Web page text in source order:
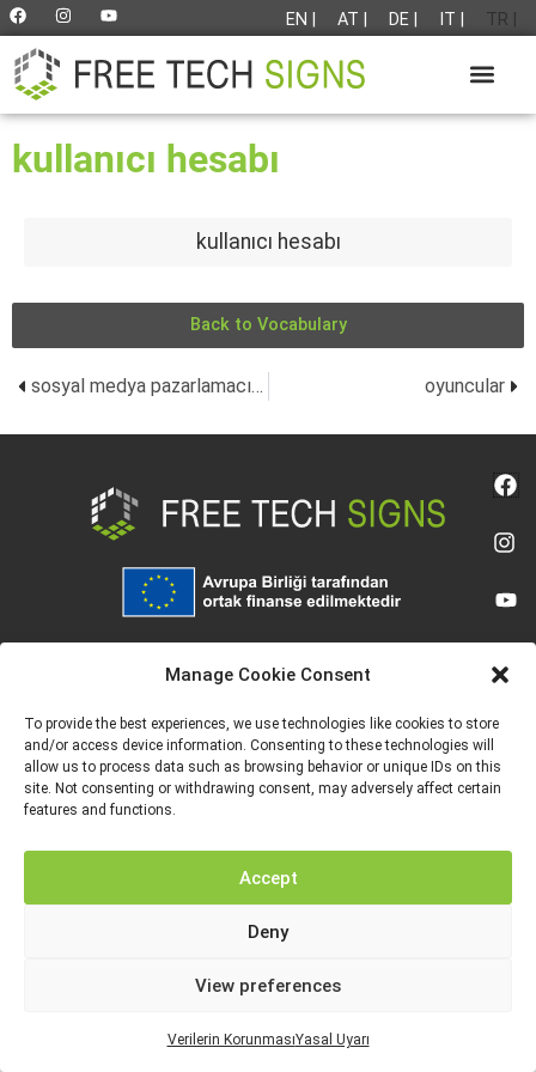
Manage Cookie Consent
To provide the best experiences, we use technologies like cookies to store
and/or access device information. Consenting to these technologies will
allow us to process data such as browsing behavior or unique IDs on this
site. Not consenting or withdrawing consent, may adversely affect certain
features and functions.
Accept
Deny
View preferences
Verilerin KorunmasıYasal Uyarı
EN | AT | DE | IT | TR |
kullanıcı hesabı
kullanıcı hesabı
Back to Vocabulary
sosyal medya pazarlamacılığı oyuncular
Kültür Yürütme Ajansı’nın (EACEA) görüşlerini yansıtmak zorunda değildir. Ne
Avrupa Birliği ne de EACEA bunlardan sorumlu tutulamaz.
YASAL UYARI